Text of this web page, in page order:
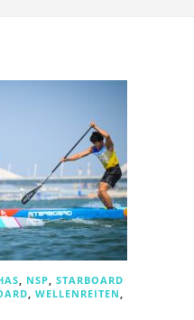
, NSP, STARBOARD
, WELLENREITEN,